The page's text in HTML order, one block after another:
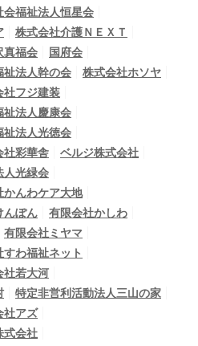
会福祉法人恒星会
株式会社介護ＮＥＸＴ
真福会
国府会
祉法人幹の会
株式会社ホソヤ
社フジ建装
祉法人慶康会
祉法人光徳会
社彩華舎
ベルジ株式会社
人光緑会
かんわケア大地
んぽん
有限会社かしわ
有限会社ミヤマ
すわ福祉ネット
社若大河
特定非営利活動法人三山の家
社アズ
式会社